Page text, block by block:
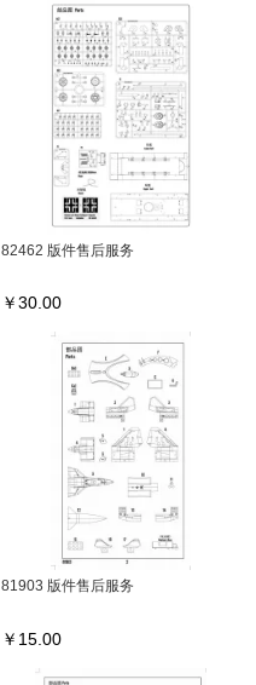
82462 版件售后服务
￥30.00
81903 版件售后服务
￥ 15.00